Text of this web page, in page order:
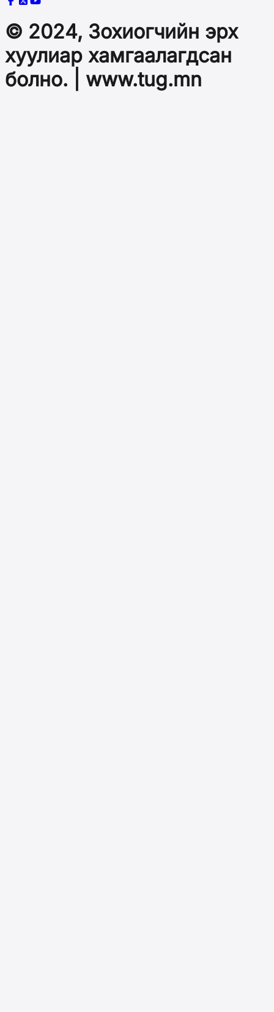
© 2024, Зохиогчийн эрх
хуулиар хамгаалагдсан
болно. | www.tug.mn